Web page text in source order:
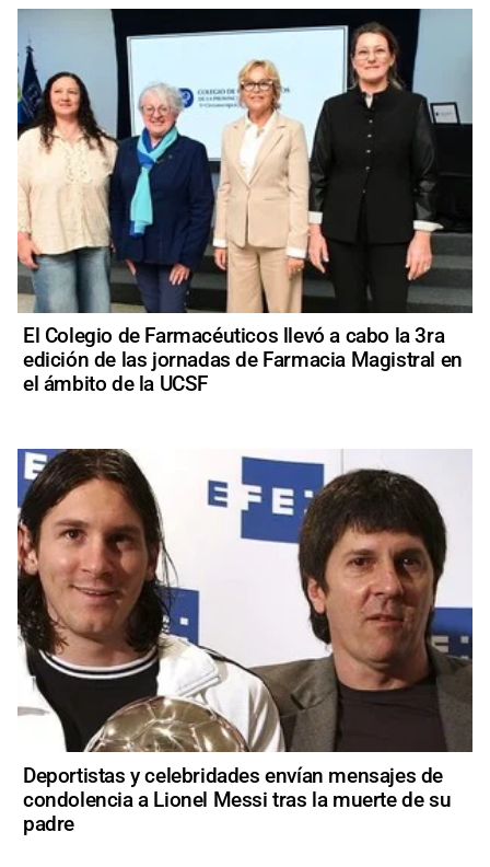
El Colegio de Farmacéuticos llevó a cabo la 3ra
edición de las jornadas de Farmacia Magistral en
el ámbito de la UCSF
Deportistas y celebridades envían mensajes de
condolencia a Lionel Messi tras la muerte de su
padre